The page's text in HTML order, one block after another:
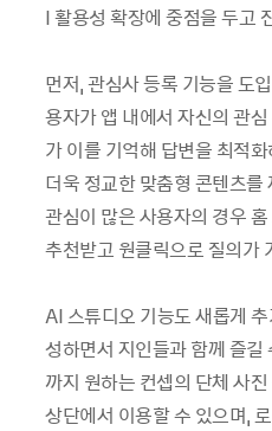
I 활용성 확장에 중점을 두고
먼저, 관심사 등록 기능을 도
용자가 앱 내에서 자신의 관
가 이를 기억해 답변을 최적
더욱 정교한 맞춤형 콘텐츠
관심이 많은 사용자의 경우
추천받고 원클릭으로 질의가
AI 스튜디오 기능도 새롭게
성하면서 지인들과 함께 즐
까지 원하는 컨셉의 단체 사
상단에서 이용할 수 있으며,